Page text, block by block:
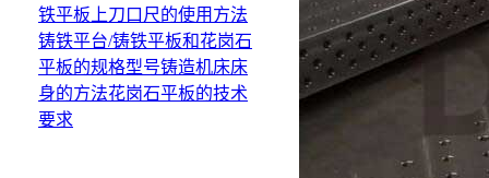
铁平板上刀口尺的使用方法
铸铁平台/铸铁平板和花岗石
平板的规格型号铸造机床床
身的方法花岗石平板的技术
要求